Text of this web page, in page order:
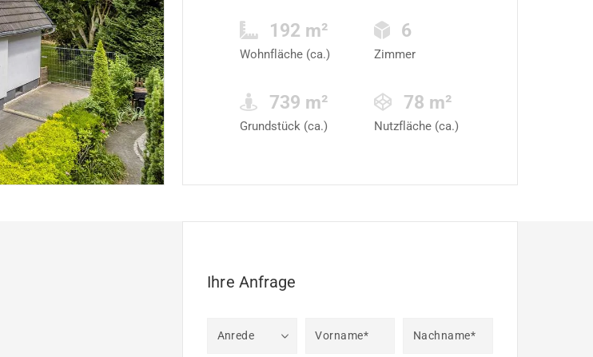
192 m²
Wohnfläche (ca.)
6
Zimmer
739 m²
Grundstück (ca.)
78 m²
Nutzfläche (ca.)
Ihre Anfrage
Anrede Vorname* Nachname*